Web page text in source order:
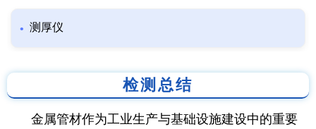
测厚仪
检测总结
金属管材作为工业生产与基础设施建设中的重要